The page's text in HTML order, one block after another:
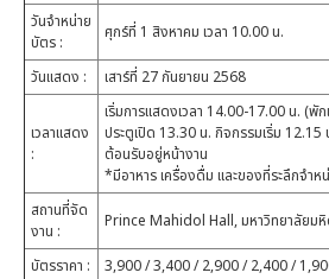
วันจำหน่าย
บัตร :
ศุกร์ที่ 1 สิงหาคม เวลา 10.00 น.
วันแสดง : เสาร์ที่ 27 กันยายน 2568
เวลาแสดง
:
เริ่มการแสดงเวลา 14.00-17.00 น. (พั
ประตูเปิด 13.30 น. กิจกรรมเริ่ม
ต้อนรับอยู่หน้างาน
*มีอาหาร เครื่องดื่ม และของที่ระลึกจำ
สถานที่จัด
งาน :
Prince Mahidol Hall, มหาวิทยาลัยม
บัตรราคา :
3,900 / 3,400 / 2,900 / 2,400 /